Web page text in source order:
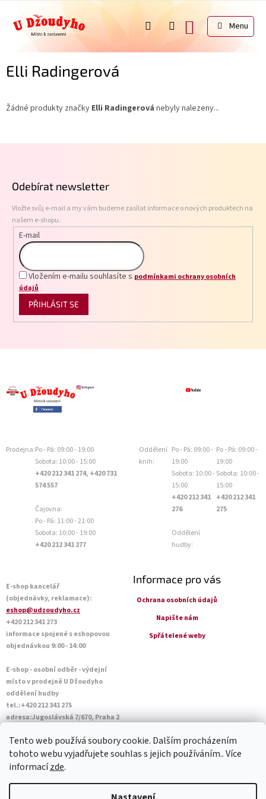
Tento web používá soubory cookie. Dalším procházením
tohoto webu vyjadřujete souhlas s jejich používáním.. Více
informacízde.
obsah
NÁKUPNÍ
KOŠÍK
Elli Radingerová
Žádné produkty značky Elli Radingerová nebyly nalezeny...
Odebírat newsletter
Vložte svůj e-mail a my vám budeme zasílat informace o nových produktech na
našem e-shopu.
E-mail
Vložením e-mailu souhlasíte s podmínkami ochrany osobních
údajů
PŘIHLÁSIT SE
Prodejna:Po - Pá: 09:00 - 19:00
Sobota: 10:00 - 15:00
+420 212 341 274, +420 731
574 557
Čajovna:
Po - Pá: 11:00 - 21:00
Sobota: 10:00 - 19:00
+420 212 341 277
Oddělení
knih:
Po - Pá: 09:00 -
19:00
Sobota: 10:00 -
15:00
+420 212 341
276
Oddělení
hudby:
Po - Pá: 09:00 -
19:00
Sobota: 10:00 -
15:00
+420 212 341
275
E-shop kancelář
(objednávky, reklamace):
eshop@udzoudyho.cz
+420 212 341 273
informace spojené s eshopovou
objednávkou 9:00 - 14:00
E-shop - osobní odběr - výdejní
místo v prodejně U Džoudyho
oddělení hudby
tel.:+420 212 341 275
adresa:Jugoslávská 7/670, Praha 2
Sobota: 10:00 - 14:45
Informace pro vás
Ochrana osobních údajů
Napište nám
Spřátelené weby